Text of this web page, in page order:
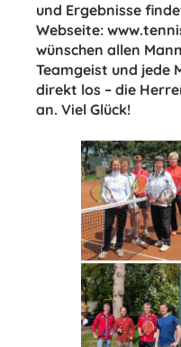
und Ergebnisse
Webseite:
wünschen allen
Teamgeist und jede
direkt los – die
an. Viel Glück!